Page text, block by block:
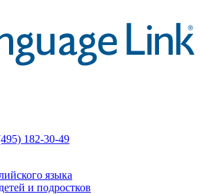
182-30-49
языка
и подростков